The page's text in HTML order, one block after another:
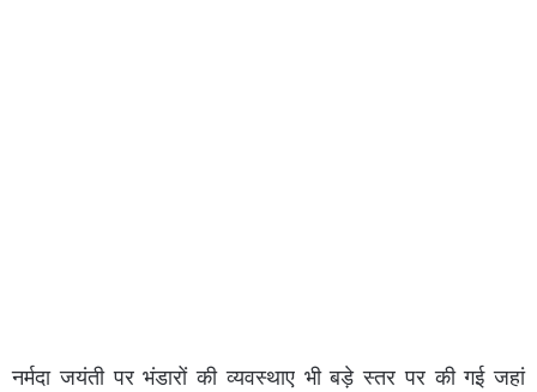
नर्मदा जयंती पर भंडारों की व्यवस्थाए भी बड़े स्तर पर की गई जहां